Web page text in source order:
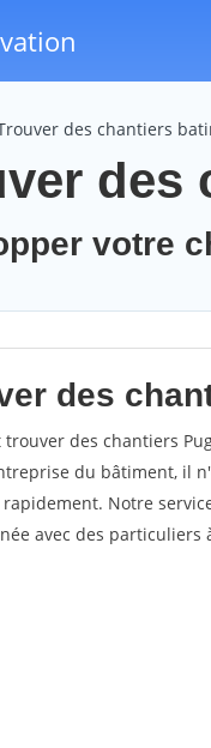
des chantiers
des
votre
des
trouver des chantiers
du bâtiment, il
Notre
avec des